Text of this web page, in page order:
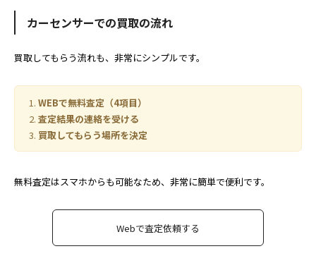
カーセンサーでの買取の流れ
買取してもらう流れも、非常にシンプルです。
WEBで無料査定（4項目）
査定結果の連絡を受ける
買取してもらう場所を決定
無料査定はスマホからも可能なため、非常に簡単で便利です。
Webで査定依頼する